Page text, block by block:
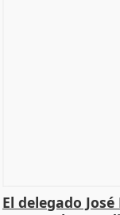
El delegado